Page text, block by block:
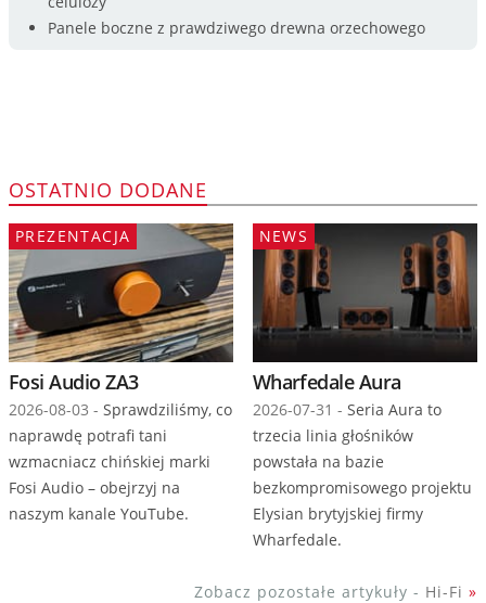
Panele boczne z prawdziwego drewna orzechowego
OSTATNIO DODANE
Fosi Audio ZA3
2026-08-03 - Sprawdziliśmy, co
naprawdę potrafi tani
wzmacniacz chińskiej marki
Fosi Audio – obejrzyj na
naszym kanale YouTube.
PREZENTACJA
Wharfedale Aura
2026-07-31 - Seria Aura to
trzecia linia głośników
powstała na bazie
bezkompromisowego projektu
Elysian brytyjskiej firmy
Wharfedale.
NEWS
Zobacz pozostałe artykuły - Hi-Fi